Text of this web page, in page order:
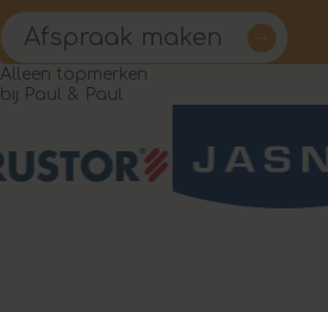
Afspraak maken
Alleen topmerken
bij Paul & Paul